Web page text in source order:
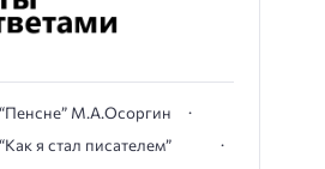
М.А.Осоргин
я стал писателем”